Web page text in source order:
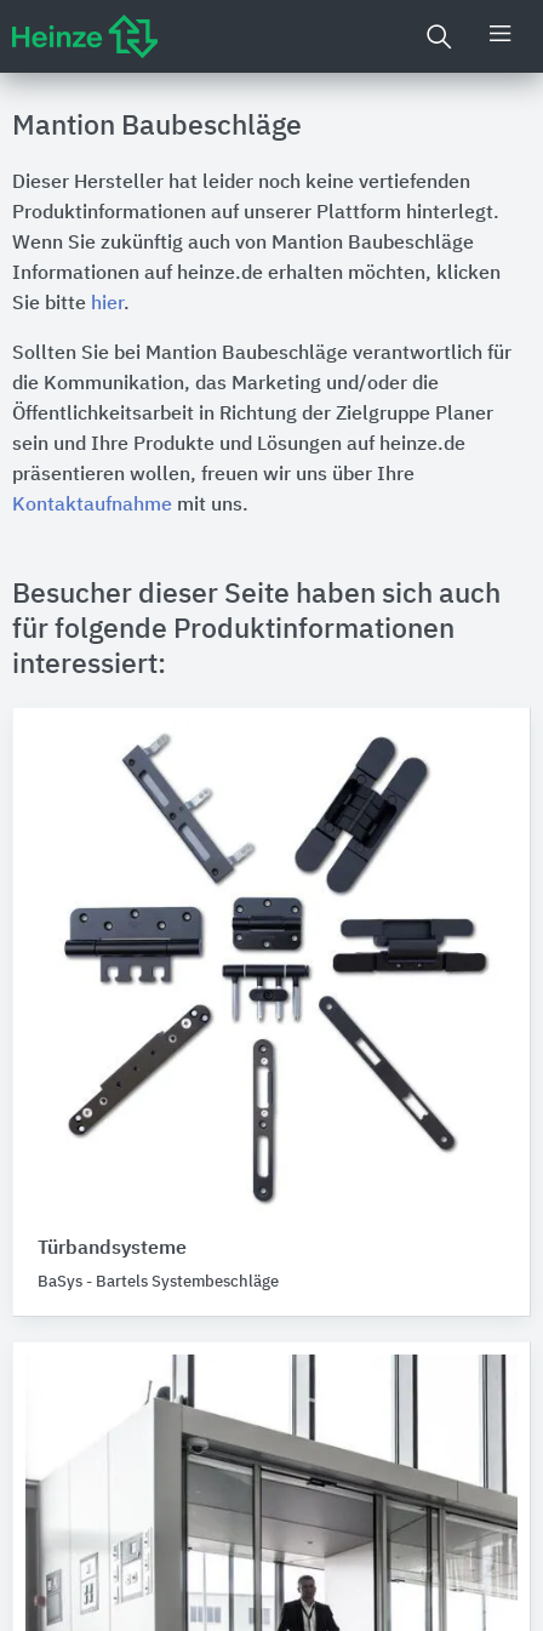
Mantion Baubeschläge
Dieser Hersteller hat leider noch keine vertiefenden
Produktinformationen auf unserer Plattform hinterlegt.
Wenn Sie zukünftig auch von Mantion Baubeschläge
Informationen auf heinze.de erhalten möchten, klicken
Sie bitte hier.
Sollten Sie bei Mantion Baubeschläge verantwortlich für
die Kommunikation, das Marketing und/oder die
Öffentlichkeitsarbeit in Richtung der Zielgruppe Planer
sein und Ihre Produkte und Lösungen auf heinze.de
präsentieren wollen, freuen wir uns über Ihre
Kontaktaufnahme mit uns.
Besucher dieser Seite haben sich auch
für folgende Produktinformationen
interessiert:
Türbandsysteme
BaSys - Bartels Systembeschläge